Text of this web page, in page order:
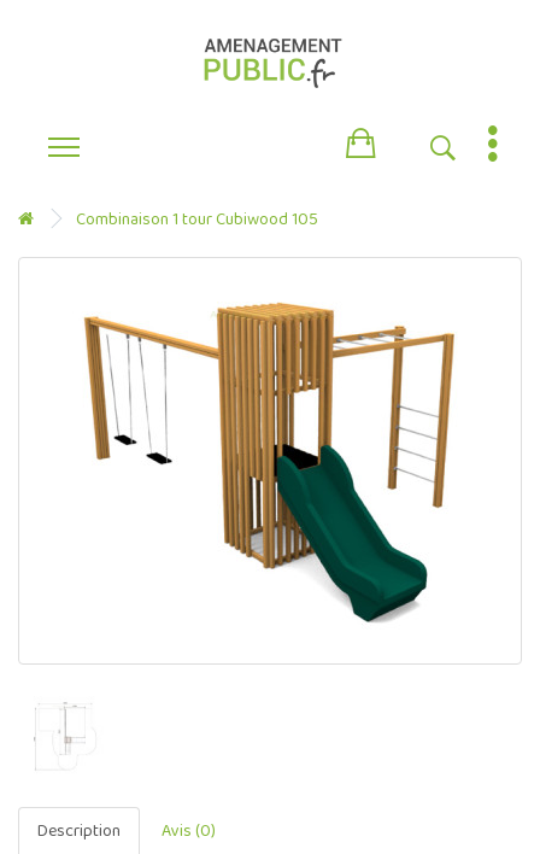
Combinaison 1 tour Cubiwood 105
Description Avis (0)